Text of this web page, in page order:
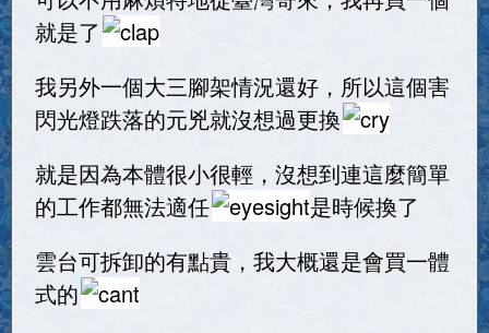
就是了
我另外一個大三腳架情況還好，所以這個害
閃光燈跌落的元兇就沒想過更換
就是因為本體很小很輕，沒想到連這麼簡單
的工作都無法適任
是時候換了
雲台可拆卸的有點貴，我大概還是會買一體
式的